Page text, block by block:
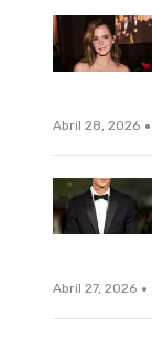
Abril 28, 2026 ·
Abril 27, 2026 ·